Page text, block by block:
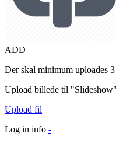
ADD
Der skal minimum uploades
Upload billede til
Upload fil
Log in info -